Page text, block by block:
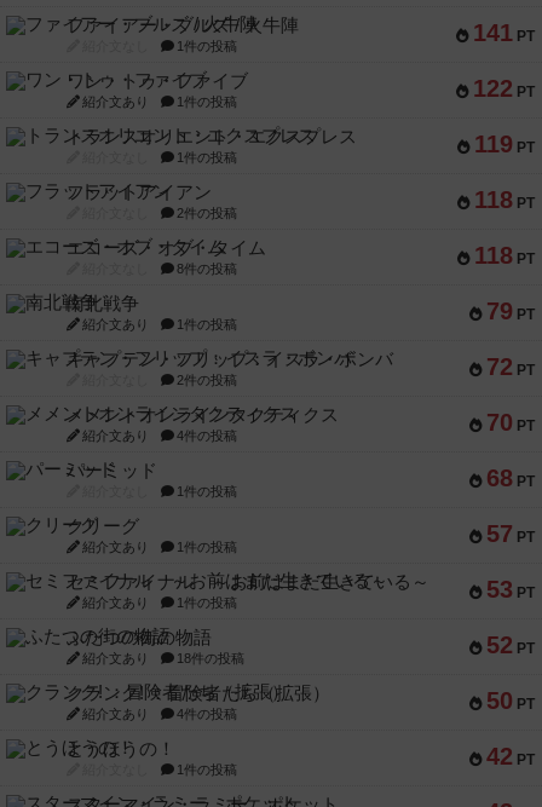
141 PT
ファイアー・ブルズ / 火牛陣
1件の投稿
122 PT
ワン・トゥ・ファイブ
紹介文あり 1件の投稿
119 PT
トランスオリエント・エクスプレス
1件の投稿
118 PT
フラットアイアン
2件の投稿
118 PT
エコーズ・オブ・タイム
8件の投稿
79 PT
南北戦争
紹介文あり 1件の投稿
72 PT
キャプテン・フリップ：イスラ・ボンバ
2件の投稿
70 PT
メメントオンラインタクティクス
紹介文あり 4件の投稿
68 PT
パーミッド
1件の投稿
57 PT
クリーグ
紹介文あり 1件の投稿
53 PT
セミファイナル ～お前はまだ生きている～
紹介文あり 1件の投稿
52 PT
ふたつの街の物語
紹介文あり 18件の投稿
50 PT
クランク! ：冒険者たち（拡張）
紹介文あり 4件の投稿
42 PT
とうほうの！
1件の投稿